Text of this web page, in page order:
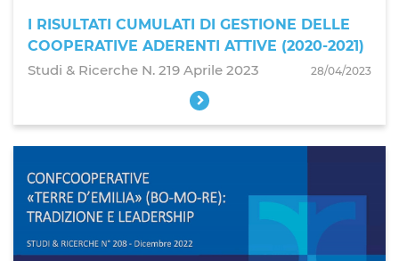
I RISULTATI CUMULATI DI GESTIONE DELLE
COOPERATIVE ADERENTI ATTIVE (2020-2021)
Studi & Ricerche N. 219 Aprile 2023
28/04/2023